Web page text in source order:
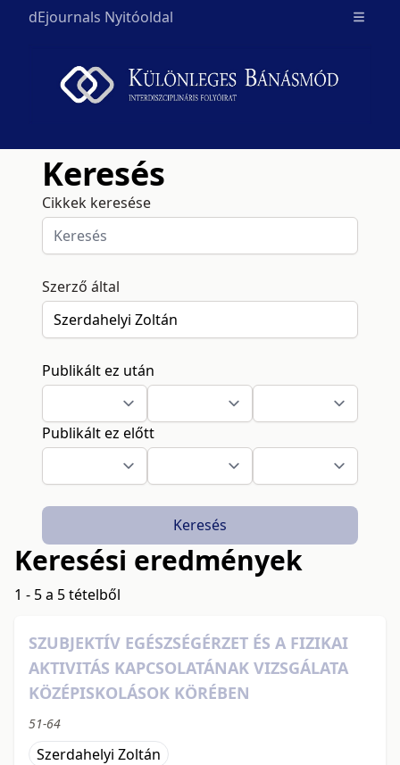
dEjournals Nyitóoldal Open
Keresés
Cikkek keresése
Szerző által
Publikált ez után
Publikált ez előtt
Keresés
Keresési eredmények
1 - 5 a 5 tételből
SZUBJEKTÍV EGÉSZSÉGÉRZET ÉS A FIZIKAI
AKTIVITÁS KAPCSOLATÁNAK VIZSGÁLATA
KÖZÉPISKOLÁSOK KÖRÉBEN
51-64
Szerdahelyi Zoltán